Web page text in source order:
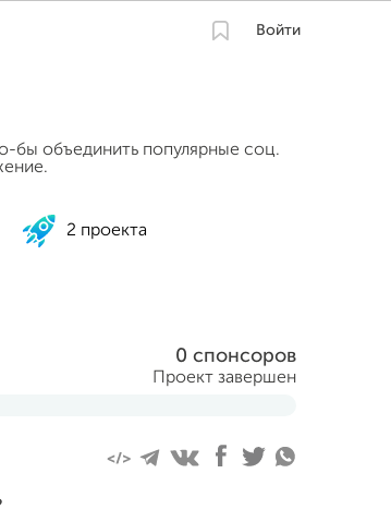
Войти
бы объединить популярные соц.
2 проекта
0 спонсоров
Проект завершен